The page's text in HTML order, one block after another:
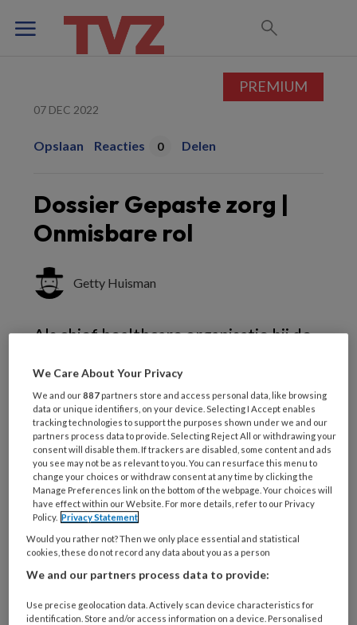
07 DEC 2022
Opslaan Reacties 0 Delen
Dossier Gepaste zorg |
Onmisbare rol
Getty Huisman
Als chief healthcare organisatie bij de
Marieke Schuurmans zich op de
transitie naar passende zorg.
Waarom is passende zorg belangrijk in
PREMIUM
Bekijk de mogelijkheden
PREMIUM
We Care About Your Privacy
We and our887 partners store and access personal data, like browsing
data or unique identifiers, on your device. Selecting I Accept enables
tracking technologies to support the purposes shown under we and our
partners process data to provide. Selecting Reject All or withdrawing your
consent will disable them. If trackers are disabled, some content and ads
you see may not be as relevant to you. You can resurface this menu to
change your choices or withdraw consent at any time by clicking the
Manage Preferences link on the bottom of the webpage. Your choices will
have effect within our Website. For more details, refer to our Privacy
Policy. Privacy Statement
Would you rather not? Then we only place essential and statistical
cookies, these do not record any data about you as a person
We and our partners process data to provide:
Use precise geolocation data. Actively scan device characteristics for
identification. Store and/or access information on a device. Personalised